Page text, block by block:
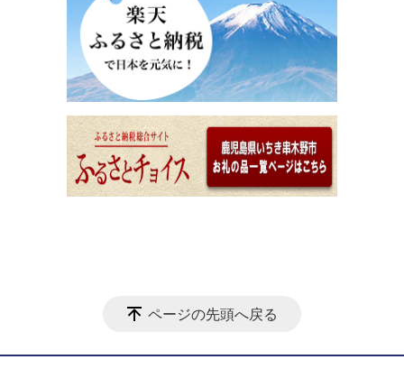
ページの先頭へ戻る